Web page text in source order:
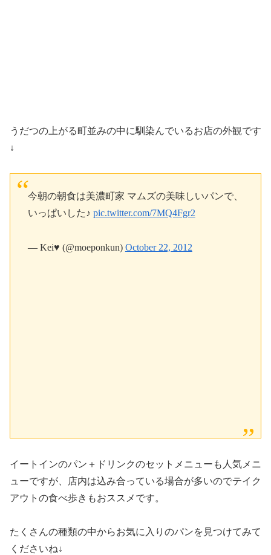
うだつの上がる町並みの中に馴染んでいるお店の外観です
↓
今朝の朝食は美濃町家 マムズの美味しいパンで、
いっぱいした♪ pic.twitter.com/7MQ4Fgr2
— Kei♥︎ (@moeponkun) October 22, 2012
イートインのパン＋ドリンクのセットメニューも人気メニ
ューですが、
店内は込み合っている場合が多いのでテイク
アウトの食べ歩きもおススメ です。
たくさんの種類の中からお気に入りのパンを見つけてみて
くださいね↓